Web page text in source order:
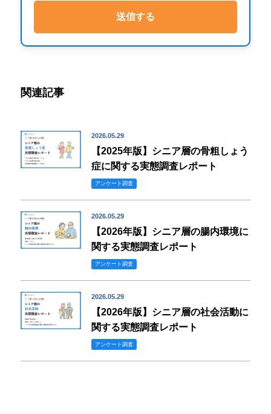
関連記事
2026.05.29
【2025年版】シニア層の骨粗しょう
症に関する実態調査レポート
アンケート調査
2026.05.29
【2026年版】シニア層の腸内環境に
関する実態調査レポート
アンケート調査
2026.05.29
【2026年版】シニア層の社会活動に
関する実態調査レポート
アンケート調査